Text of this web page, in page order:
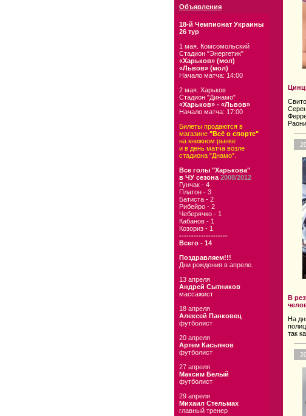
Объявления
18-й Чемпионат Украины
26 тур
1 мая. Комсомольский
Стадион "Энергетик"
«Харьков» (мол)
«Львов» (мол)
Начало матча: 14:00
2 мая. Харьков
Стадион "Динамо"
«Харьков» - «Львов»
Начало матча: 17:00
Билеты продаются в
магазине "Всё о спорте"
на книжном рынке
и в день матча возле
стадиона "Днамо".
Все голы "Харькова"
в ЧУ сезона 2008/2012
Гунчак - 4
Платон - 3
Батиста - 2
Рибейро - 2
Чеберячко - 1
Кабанов - 1
Козориз - 1
--------------------
Всего - 14
Поздравляем!!!
Дни рождения в апреле.
13 апреля
Андрей Сытников
массажист
18 апреля
Алексей Панковец
футболист
20 апреля
Артем Касьянов
футболист
27 апреля
Максим Белый
футболист
29 апреля
Михаил Стельмах
главный тренер
В
На
так